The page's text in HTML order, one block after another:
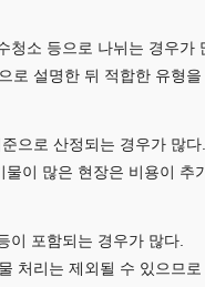
청소 등으로 나뉘는 경우가
설명한 뒤 적합한 유형을
으로 산정되는 경우가 많다.
이 많은 현장은 비용이 추
이 포함되는 경우가 많다.
처리는 제외될 수 있으므